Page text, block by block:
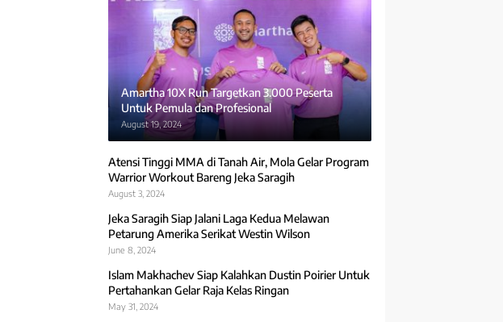
Amartha 10X Run Targetkan 3.000 Peserta
Untuk Pemula dan Profesional
August 19, 2024
Atensi Tinggi MMA di Tanah Air, Mola Gelar Program
Warrior Workout Bareng Jeka Saragih
August 3, 2024
Jeka Saragih Siap Jalani Laga Kedua Melawan
Petarung Amerika Serikat Westin Wilson
June 8, 2024
Islam Makhachev Siap Kalahkan Dustin Poirier Untuk
Pertahankan Gelar Raja Kelas Ringan
May 31, 2024